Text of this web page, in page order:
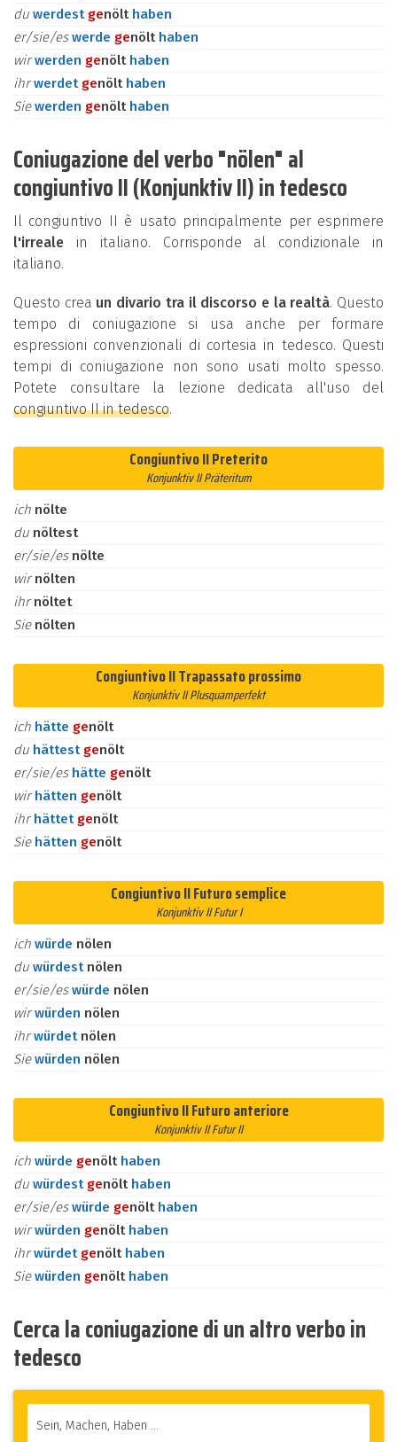
du werdest genölt haben
er/sie/eswerde genölt haben
wirwerden genölt haben
ihrwerdet genölt haben
Siewerden genölt haben
Coniugazione del verbo "nölen" al
congiuntivo II (Konjunktiv II) in tedesco
Il congiuntivo II è usato principalmente per esprimere
l'irreale in italiano. Corrisponde al condizionale in
italiano.
Questo crea un divario tra il discorso e la realtà. Questo
tempo di coniugazione si usa anche per formare
espressioni convenzionali di cortesia in tedesco. Questi
tempi di coniugazione non sono usati molto spesso.
Potete consultare la lezione dedicata all'uso del
congiuntivo II in tedesco.
Congiuntivo II Preterito
Konjunktiv II Präteritum
ich nölte
du nöltest
er/sie/es nölte
wirnölten
ihrnöltet
Sie nölten
Congiuntivo II Trapassato prossimo
Konjunktiv II Plusquamperfekt
ich hätte genölt
du hättest genölt
er/sie/es hätte genölt
wirhätten genölt
ihrhättet genölt
Sie hätten genölt
Congiuntivo II Futuro semplice
Konjunktiv II Futur I
ich würde nölen
du würdest nölen
er/sie/eswürde nölen
wirwürden nölen
ihrwürdet nölen
Siewürden nölen
Congiuntivo II Futuro anteriore
Konjunktiv II Futur II
ich würde genölt haben
du würdest genölt haben
er/sie/eswürde genölt haben
wirwürden genölt haben
ihrwürdet genölt haben
Siewürden genölt haben
Cerca la coniugazione di un altro verbo in
tedesco